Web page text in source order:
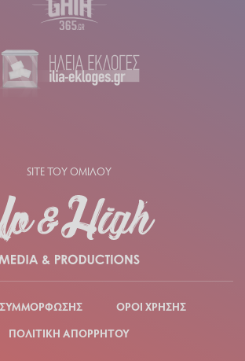
SITE ΤΟΥ ΟΜΙΛΟΥ
ΟΡΟΙ ΧΡΗΣΗΣ
ΠΟΛΙΤΙΚΗ ΑΠΟΡΡΗΤΟΥ